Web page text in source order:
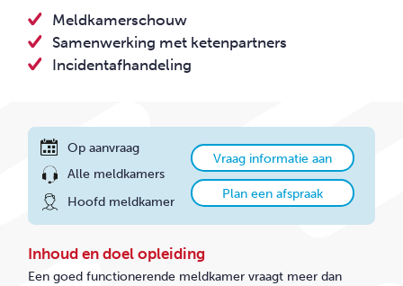
Meldkamerschouw
Samenwerking met ketenpartners
Incidentafhandeling
Op aanvraag
Alle meldkamers
Hoofd meldkamer
Vraag informatie aan
Plan een afspraak
Inhoud en doel opleiding
Een goed functionerende meldkamer vraagt meer dan